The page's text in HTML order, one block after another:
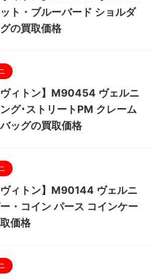
ト・ブルーバード ショルダ
の買取価格
ヴィトン】M90454 ヴェルニ
グ･ストリートPM クレーム
ッグの買取価格
ヴィトン】M90144 ヴェルニ
・コイン パース コインケー
価格